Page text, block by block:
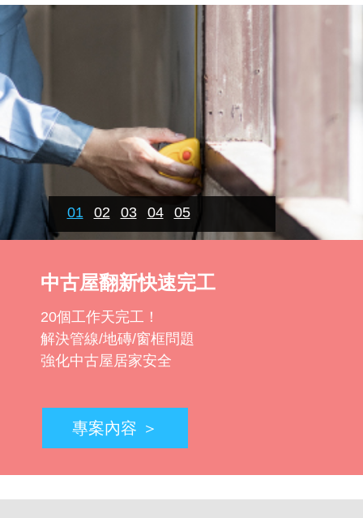
中古屋翻新快速完工
20個工作天完工！
解決管線/地磚/窗框問題
強化中古屋居家安全
專案內容 ＞
打造理想浴室
美觀又實用的衛浴設計
安全、清爽、質感
打造你的夢想浴室
專案內容 ＞
打造超順手料理空間
小宅、小資廚房翻新！
風格廚具＋五金設備＋精選二機
北台灣限定，38,200元起
專案內容 ＞
系統家具打造機能宅
量身打造高機能完美窩！
特色/適用族群/板材規格
初心者必看成功案例集
專案內容 ＞
刷出你的生活美學
打造居家風格的關鍵！
從色彩和風格找靈感…
開啟你對家的無限想像
專案內容 ＞
01 02 03 04 05